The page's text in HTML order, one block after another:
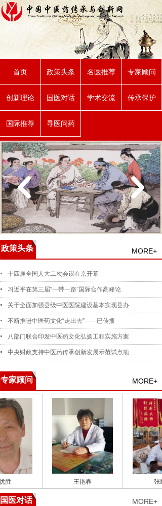
首页 政策头条 名医推荐 专家顾问
创新理论 国医对话 学术交流 传承保护
国际推荐 寻医问药
政策头条 MORE+
十四届全国人大二次会议在京开幕
习近平在第三届“一带一路”国际合作高峰论
关于全面加强县级中医医院建设基本实现县办
不断推进中医药文化“走出去”——已传播
八部门联合印发中医药文化弘扬工程实施方案
中央财政支持中医药传承创新发展示范试点项
专家顾问 MORE+
王艳春 张耀平
国医对话 MORE+